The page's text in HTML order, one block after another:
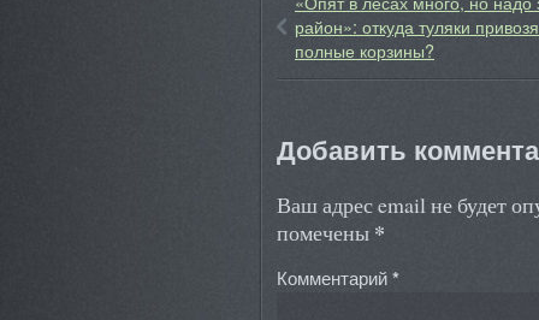
район»: откуда туляки
полные корзины?
Добавить
Ваш адрес email не будет
помечены *
Комментарий*